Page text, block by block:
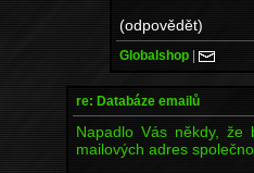
(odpovědět)
Globalshop |
re: Databáze emailů
Napadlo Vás někdy,
mailových adres